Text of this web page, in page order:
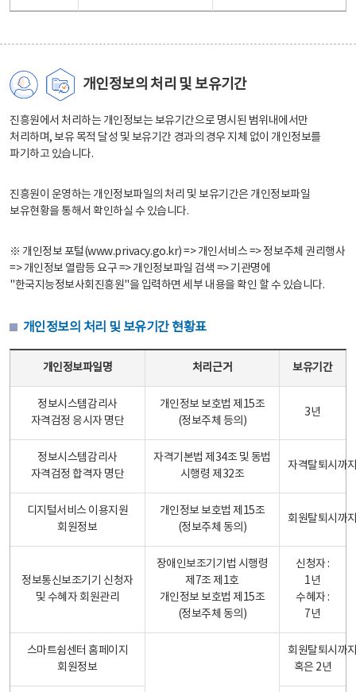
개인정보의 처리 및 보유기간
진흥원에서 처리하는 개인정보는 보유기간으로 명시된 범위내에서만
처리하며, 보유 목적 달성 및 보유기간 경과의 경우 지체 없이 개인정보를
파기하고 있습니다.
진흥원이 운영하는 개인정보파일의 처리 및 보유기간은 개인정보파일
보유현황을 통해서 확인하실 수 있습니다.
※ 개인정보 포털(www.privacy.go.kr) => 개인서비스 => 정보주체 권리행사
=> 개인정보 열람등 요구 => 개인정보파일 검색 => 기관명에
"한국지능정보사회진흥원"을 입력하면 세부 내용을 확인 할 수 있습니다.
개인정보의 처리 및 보유기간 현황표
개인정보파일명 처리근거 보유기간
정보시스템감리사
자격검정 응시자 명단
개인정보 보호법 제15조
(정보주체 등의)
3년
정보시스템감리사
자격검정 합격자 명단
자격기본법 제34조 및 동법
시행령 제32조
자격탈퇴시까
디지털서비스 이용지원
회원정보
개인정보 보호법 제15조
(정보주체 동의)
회원탈퇴시까
정보통신보조기기 신청자
및 수혜자 회원관리
장애인보조기기법 시행령
제7조 제1호
개인정보 보호법 제15조
(정보주체 동의)
신청자 :
1년
수혜자 :
7년
스마트쉼센터 홈페이지
회원정보
회원탈퇴시까
혹은 2년